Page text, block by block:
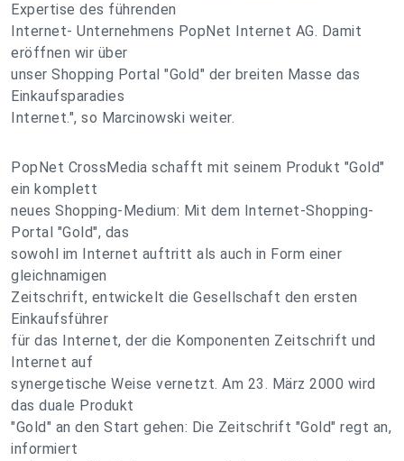
Expertise des führenden
Internet- Unternehmens PopNet Internet AG. Damit
eröffnen wir über
unser Shopping Portal "Gold" der breiten Masse das
Einkaufsparadies
Internet.", so Marcinowski weiter.
PopNet CrossMedia schafft mit seinem Produkt "Gold"
ein komplett
neues Shopping-Medium: Mit dem Internet-Shopping-
Portal "Gold", das
sowohl im Internet auftritt als auch in Form einer
gleichnamigen
Zeitschrift, entwickelt die Gesellschaft den ersten
Einkaufsführer
für das Internet, der die Komponenten Zeitschrift und
Internet auf
synergetische Weise vernetzt. Am 23. März 2000 wird
das duale Produkt
"Gold" an den Start gehen: Die Zeitschrift "Gold" regt an,
informiert